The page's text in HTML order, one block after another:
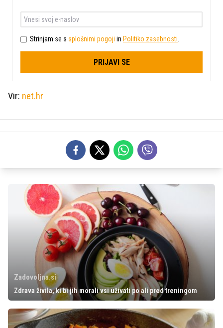
Strinjam se s splošnimi pogoji in Politiko zasebnosti.
PRIJAVI SE
Vir: net.hr
Zadovoljna.si
Zdrava živila, ki bi jih morali vsi uživati po ali pred treningom